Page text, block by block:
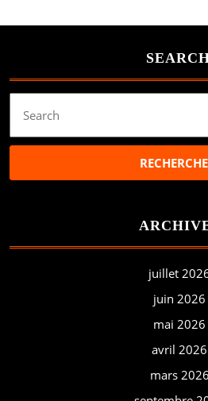
for:
juillet
juin 2026
mai 2026
avril 2026
mars 2026